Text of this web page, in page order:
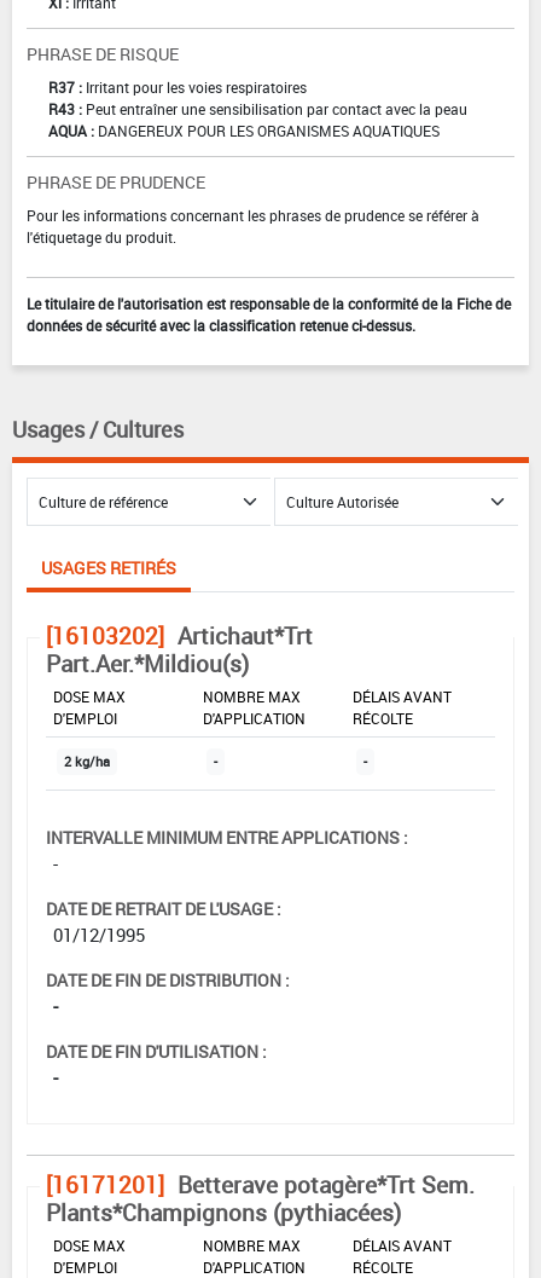
PHRASE DE RISQUE
R37 : Irritant pour les voies respiratoires
R43 : Peut entraîner une sensibilisation par contact avec la peau
AQUA : DANGEREUX POUR LES ORGANISMES AQUATIQUES
PHRASE DE PRUDENCE
Pour les informations concernant les phrases de prudence se référer à
l'étiquetage du produit.
Le titulaire de l'autorisation est responsable de la conformité de la Fiche de
données de sécurité avec la classification retenue ci-dessus.
Usages / Cultures
USAGES RETIRÉS
[16103202] Artichaut*Trt
Part.Aer.*Mildiou(s)
DOSE MAX
D'EMPLOI
NOMBRE MAX
D'APPLICATION
DÉLAIS AVANT
RÉCOLTE
2 kg/ha - -
INTERVALLE MINIMUM ENTRE APPLICATIONS :
-
DATE DE RETRAIT DE L'USAGE :
01/12/1995
DATE DE FIN DE DISTRIBUTION :
-
DATE DE FIN D'UTILISATION :
-
[16171201] Betterave potagère*Trt Sem.
Plants*Champignons (pythiacées)
DOSE MAX
D'EMPLOI
NOMBRE MAX
D'APPLICATION
DÉLAIS AVANT
RÉCOLTE